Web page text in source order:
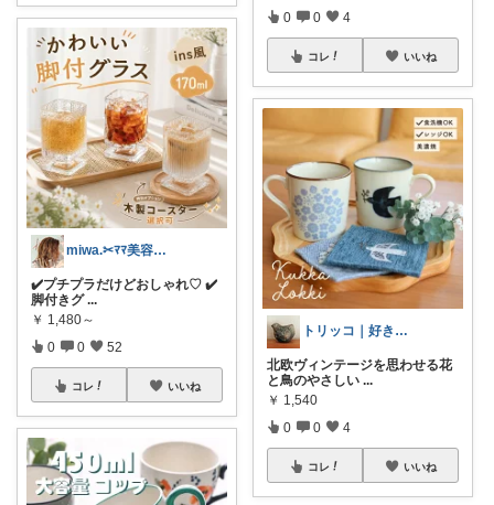
miwa.✂︎ﾏﾏ美容師💎
✔️プチプラだけどおしゃれ♡ ✔️
脚付きグ ...
￥ 1,480～
0 0 52
コレ いいね
0 0 4
コレ いいね
トリッコ｜好きな雑貨・インテリア
北欧ヴィンテージを思わせる花
と鳥のやさしい ...
￥ 1,540
0 0 4
コレ いいね